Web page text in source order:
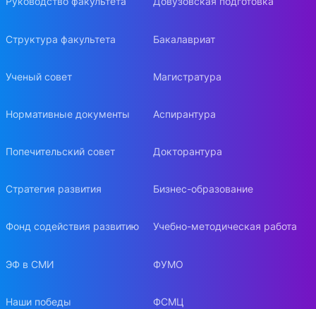
Структура факультета
Ученый совет
Нормативные документы
Попечительский совет
Стратегия развития
Фонд содействия развитию
ЭФ в СМИ
Наши победы
Бакалавриат
Магистратура
Аспирантура
Докторантура
Бизнес-образование
Учебно-методическая работа
ФУМО
ФСМЦ